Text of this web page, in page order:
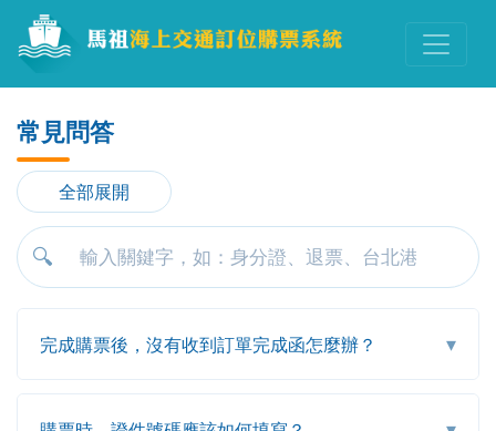
常見問答
全部展開
🔍
完成購票後，沒有收到訂單完成函怎麼辦？ ▾